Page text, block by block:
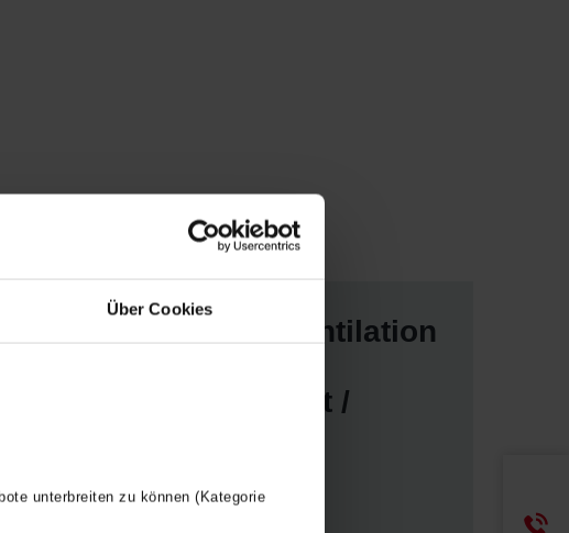
Über Cookies
unterbreiten zu können (Kategorie
Système de ventilation
refroidissement /